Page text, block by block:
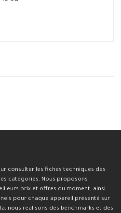
consulter les fiches techniques des
catégories. Nous proposons
prix et offres du moment, ainsi
pour chaque appareil présenté sur
nous réalisons des benchmarks et des